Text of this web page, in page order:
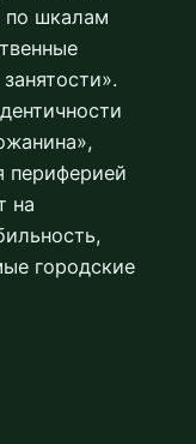
по шкалам
периферией
на
городские